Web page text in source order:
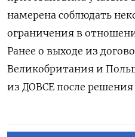
намерена соблюдать
ограничения в
Ранее о выходе из
Великобритания и
из ДОВСЕ после решения